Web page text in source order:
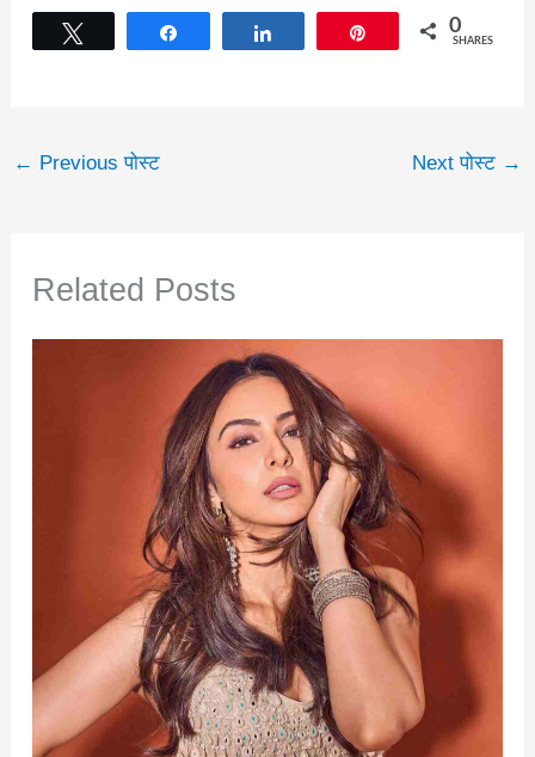
0
SHARES
← Previous पोस्ट Next पोस्ट →
Related Posts